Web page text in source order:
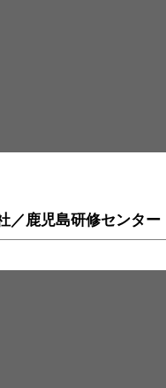
／鹿児島研修センター